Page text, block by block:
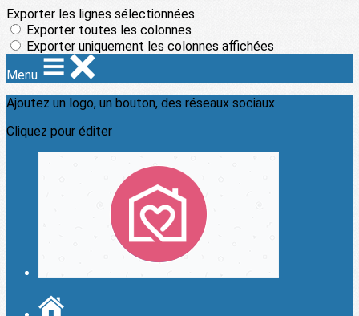
Exporter les lignes sélectionnées
Exporter toutes les colonnes
Exporter uniquement les colonnes affichées
Menu
Ajoutez un logo, un bouton, des réseaux sociaux
Cliquez pour éditer